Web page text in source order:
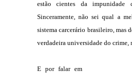
estão cientes da impunidade
Sinceramente, não sei qual a
sistema carcerário brasileiro, mas
verdadeira universidade do crime,
E por falar em